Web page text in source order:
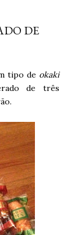
DE
tipo de okaki
de três